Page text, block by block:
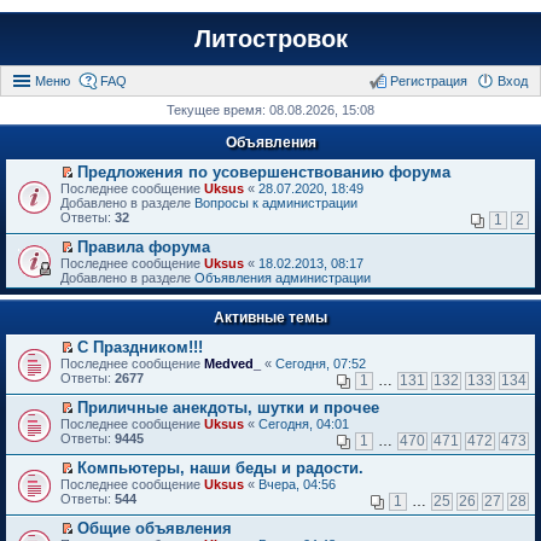
Литостровок
Меню FAQ Вход
Регистрация
Текущее время: 08.08.2026, 15:08
Объявления
П
е
р
й
т
и
к
п
в
о
м
у
н
е
п
р
о
ч
и
т
а
н
Предложения по усовершенствованию форума
Последнее сообщение Uksus « 28.07.2020, 18:49
Добавлено в разделе Вопросы к администрации
Ответы: 32 1 2
П
е
р
е
т
и
к
п
р
в
о
м
у
н
е
п
р
о
Правила форума
Последнее сообщение Uksus « 18.02.2013, 08:17
Добавлено в разделе Объявления администрации
Активные темы
П
е
е
й
т
и
к
п
е
р
в
о
С Праздником!!!
Последнее сообщение Medved_ « Сегодня, 07:52
Ответы: 2677 1 … 131 132 133 134
П
е
е
й
т
и
к
п
Приличные анекдоты, шутки и прочее
Последнее сообщение Uksus « Сегодня, 04:01
Ответы: 9445 1 … 470 471 472 473
П
е
е
Компьютеры, наши беды и радости.
Последнее сообщение Uksus « Вчера, 04:56
Ответы: 544 1 … 25 26 27 28
Общие объявления